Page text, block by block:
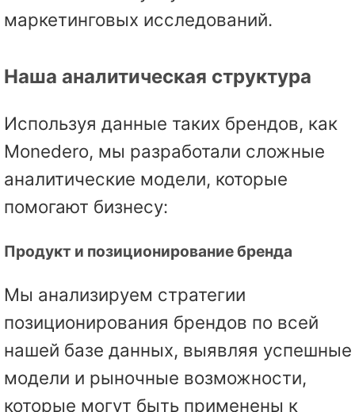
маркетинговых исследований.
Наша аналитическая структура
Используя данные таких брендов, как
Monedero, мы разработали сложные
аналитические модели, которые
помогают бизнесу:
Продукт и позиционирование бренда
Мы анализируем стратегии
позиционирования брендов по всей
нашей базе данных, выявляя успешные
модели и рыночные возможности,
которые могут быть применены к